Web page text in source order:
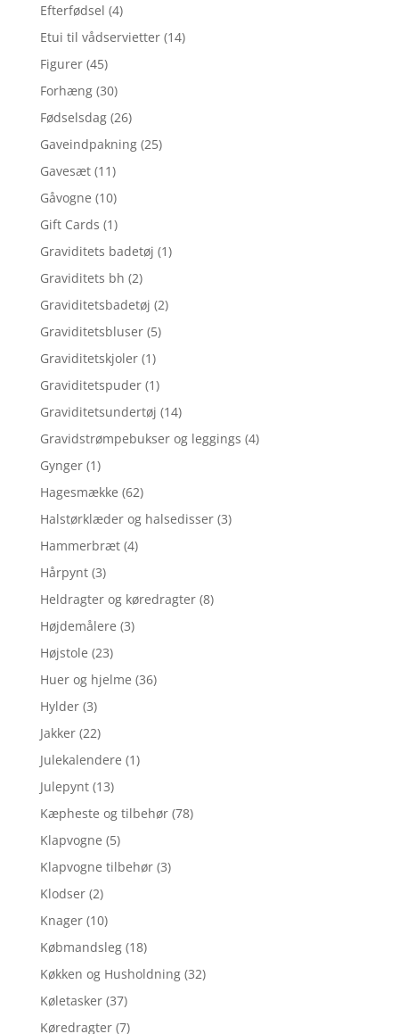
Efterfødsel (4)
Etui til vådservietter (14)
Figurer (45)
Forhæng (30)
Fødselsdag (26)
Gaveindpakning (25)
Gavesæt (11)
Gåvogne (10)
Gift Cards (1)
Graviditets badetøj (1)
Graviditets bh (2)
Graviditetsbadetøj (2)
Graviditetsbluser (5)
Graviditetskjoler (1)
Graviditetspuder (1)
Graviditetsundertøj (14)
Gravidstrømpebukser og leggings (4)
Gynger (1)
Hagesmække (62)
Halstørklæder og halsedisser (3)
Hammerbræt (4)
Hårpynt (3)
Heldragter og køredragter (8)
Højdemålere (3)
Højstole (23)
Huer og hjelme (36)
Hylder (3)
Jakker (22)
Julekalendere (1)
Julepynt (13)
Kæpheste og tilbehør (78)
Klapvogne (5)
Klapvogne tilbehør (3)
Klodser (2)
Knager (10)
Købmandsleg (18)
Køkken og Husholdning (32)
Køletasker (37)
Køredragter (7)